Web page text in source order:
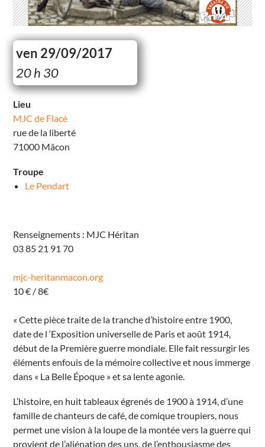
é
m
n
ven 29/09/2017
20 h 30
Lieu
MJC de Flacé
rue de la liberté
71000 Mâcon
Troupe
Le Pendart
Renseignements : MJC Héritan
03 85 21 91 70
mjc-heritanmacon.org
10 € / 8€
« Cette pièce traite de la tranche d’histoire entre 1900,
date de l ‘Exposition universelle de Paris et août 1914,
début de la Première guerre mondiale. Elle fait ressurgir les
éléments enfouis de la mémoire collective et nous immerge
dans « La Belle Époque » et sa lente agonie.
L’histoire, en huit tableaux égrenés de 1900 à 1914, d’une
famille de chanteurs de café, de comique troupiers, nous
permet une vision à la loupe de la montée vers la guerre qui
provient de l’aliénation des uns, de l’enthousiasme des